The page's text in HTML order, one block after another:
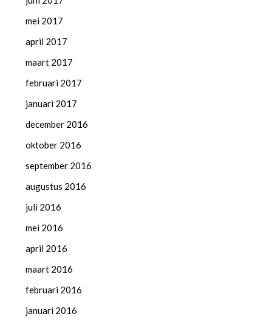
mei 2017
april 2017
maart 2017
februari 2017
januari 2017
december 2016
oktober 2016
september 2016
augustus 2016
juli 2016
mei 2016
april 2016
maart 2016
februari 2016
januari 2016